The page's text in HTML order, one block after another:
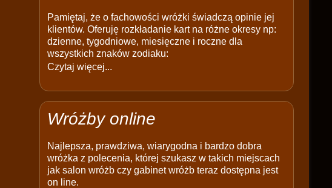
Pamiętaj, że o fachowości wróżki świadczą opinie jej
klientów. Oferuję rozkładanie kart na różne okresy np:
dzienne, tygodniowe, miesięczne i roczne dla
wszystkich znaków zodiaku:
Czytaj więcej...
Wróżby online
Najlepsza, prawdziwa, wiarygodna i bardzo dobra
wróżka z polecenia, której szukasz w takich miejscach
jak salon wróżb czy gabinet wróżb teraz dostępna jest
on line.